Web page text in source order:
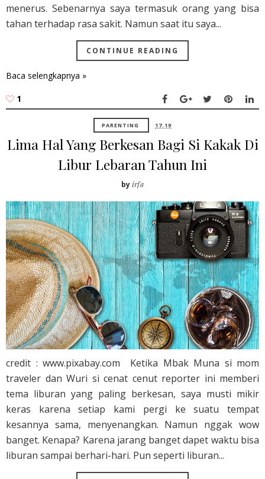
menerus. Sebenarnya saya termasuk orang yang bisa
tahan terhadap rasa sakit. Namun saat itu saya...
CONTINUE READING
Baca selengkapnya »
1
PARENTING 17.19
Lima Hal Yang Berkesan Bagi Si Kakak Di
Libur Lebaran Tahun Ini
byirfa
credit : www.pixabay.com Ketika Mbak Muna si mom
traveler dan Wuri si cenat cenut reporter ini memberi
tema liburan yang paling berkesan, saya musti mikir
keras karena setiap kami pergi ke suatu tempat
kesannya sama, menyenangkan. Namun nggak wow
banget. Kenapa? Karena jarang banget dapet waktu bisa
liburan sampai berhari-hari. Pun seperti liburan...